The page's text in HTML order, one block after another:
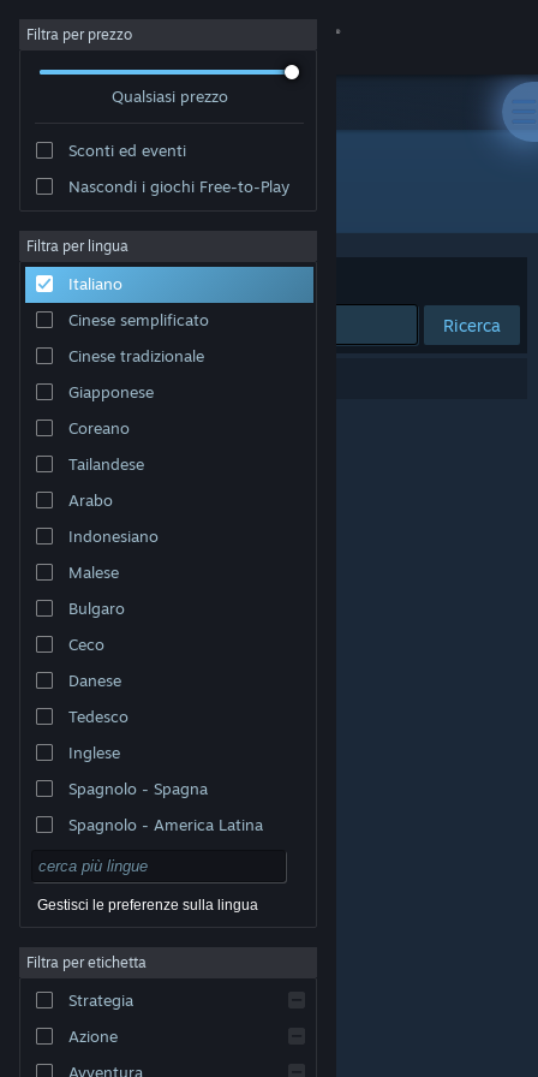
Accedi
Informazioni
Assistenza
Cambia la lingua
Ottieni l'app mobile di Steam
Visualizza il sito web per desktop
appartengono ai rispettivi proprietari negli Stati Uniti e
legali|
Steam| Rimborsi|
Filtra per prezzo
Qualsiasi prezzo
Sconti ed eventi
Nascondi i giochi Free-to-Play
Filtra per lingua
Italiano
Cinese semplificato
Cinese tradizionale
Giapponese
Coreano
Tailandese
Arabo
Indonesiano
Malese
Bulgaro
Ceco
Danese
Tedesco
Inglese
Spagnolo - Spagna
Spagnolo - America Latina
Gestisci le preferenze sulla lingua
Filtra per etichetta
Strategia
Azione
Avventura
Sviluppatore: Soul Catapult
Ordina per Rilevanza
Ricerca